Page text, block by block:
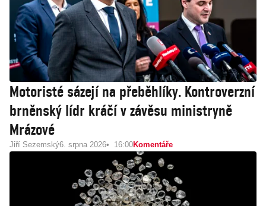
Motoristé sázejí na přeběhlíky. Kontroverzní
brněnský lídr kráčí v závěsu ministryně
Mrázové
Jiří Sezemský6. srpna 2026 16:00Komentáře